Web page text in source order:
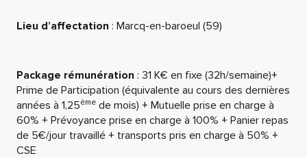
Lieu d’affectation : Marcq-en-baroeul (59)
Package rémunération : 31 K€ en fixe (32h/semaine)+
Prime de Participation (équivalente au cours des dernières
années à 1,25ème de mois) + Mutuelle prise en charge à
60% + Prévoyance prise en charge à 100% + Panier repas
de 5€/jour travaillé + transports pris en charge à 50% +
CSE